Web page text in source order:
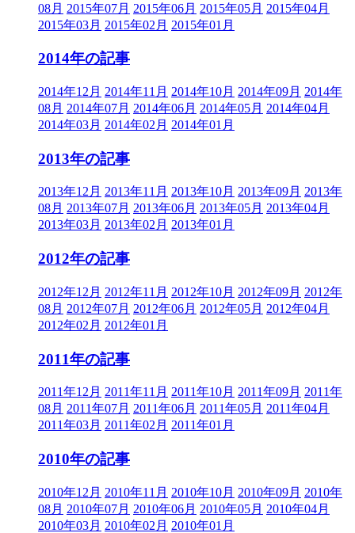
08月 2015年07月 2015年06月 2015年05月 2015年04月
2015年03月 2015年02月 2015年01月
2014年の記事
2014年12月 2014年11月 2014年10月 2014年09月 2014年
08月 2014年07月 2014年06月 2014年05月 2014年04月
2014年03月 2014年02月 2014年01月
2013年の記事
2013年12月 2013年11月 2013年10月 2013年09月 2013年
08月 2013年07月 2013年06月 2013年05月 2013年04月
2013年03月 2013年02月 2013年01月
2012年の記事
2012年12月 2012年11月 2012年10月 2012年09月 2012年
08月 2012年07月 2012年06月 2012年05月 2012年04月
2012年02月 2012年01月
2011年の記事
2011年12月 2011年11月 2011年10月 2011年09月 2011年
08月 2011年07月 2011年06月 2011年05月 2011年04月
2011年03月 2011年02月 2011年01月
2010年の記事
2010年12月 2010年11月 2010年10月 2010年09月 2010年
08月 2010年07月 2010年06月 2010年05月 2010年04月
2010年03月 2010年02月 2010年01月